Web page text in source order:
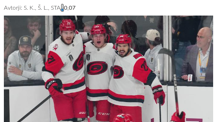
Avtorji: S. K., Š. L., STA 0,07